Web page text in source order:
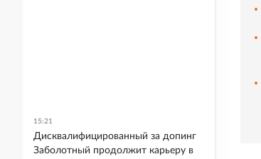
15:21
Дисквалифицированный за допинг
Заболотный продолжит карьеру в